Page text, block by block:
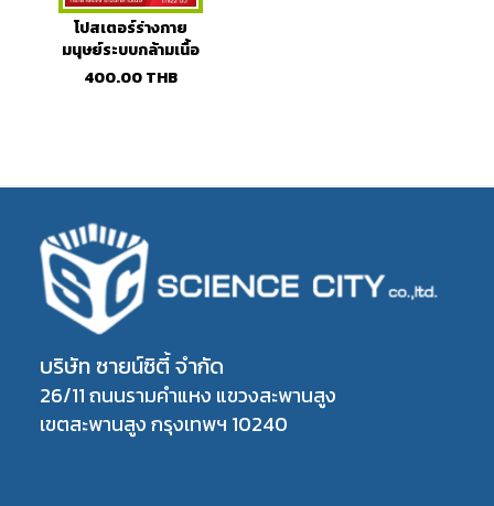
โปสเตอร์ร่างกาย
มนุษย์ระบบกล้ามเนื้อ
(Muscular
400.00THB
บริษัท ซายน์ซิตี้ จำกัด
26/11 ถนนรามคำแหง แขวงสะพานสูง
เขตสะพานสูง กรุงเทพฯ 10240